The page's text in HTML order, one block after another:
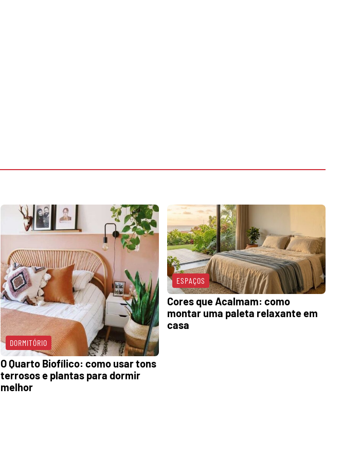
DORMITÓRIO
O Quarto Biofílico: como usar tons
terrosos e plantas para dormir
melhor
ESPAÇOS
Cores que Acalmam: como
montar uma paleta relaxante em
casa